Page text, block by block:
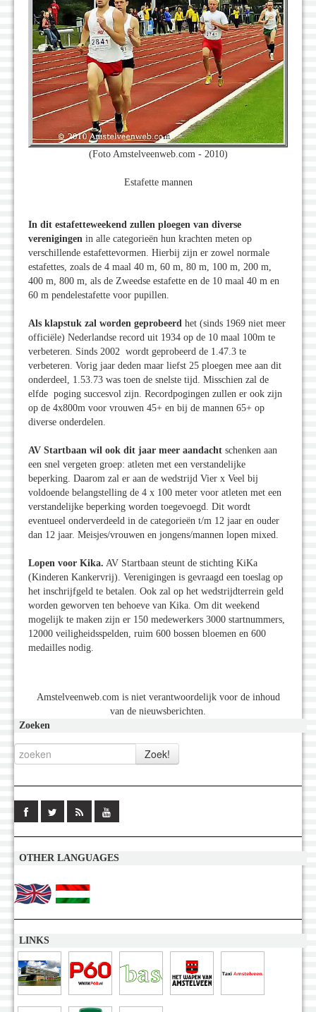
(Foto Amstelveenweb.com - 2010)
Estafette mannen
In dit estafetteweekend zullen ploegen van diverse
verenigingen in alle categorieën hun krachten meten op
verschillende estafettevormen. Hierbij zijn er zowel normale
estafettes, zoals de 4 maal 40 m, 60 m, 80 m, 100 m, 200 m,
400 m, 800 m, als de Zweedse estafette en de 10 maal 40 m en
60 m pendelestafette voor pupillen.
Als klapstuk zal worden geprobeerd het (sinds 1969 niet meer
officiële) Nederlandse record uit 1934 op de 10 maal 100m te
verbeteren. Sinds 2002 wordt geprobeerd de 1.47.3 te
verbeteren. Vorig jaar deden maar liefst 25 ploegen mee aan dit
onderdeel, 1.53.73 was toen de snelste tijd. Misschien zal de
elfde poging succesvol zijn. Recordpogingen zullen er ook zijn
op de 4x800m voor vrouwen 45+ en bij de mannen 65+ op
diverse onderdelen.
AV Startbaan wil ook dit jaar meer aandacht schenken aan
een snel vergeten groep: atleten met een verstandelijke
beperking. Daarom zal er aan de wedstrijd Vier x Veel bij
voldoende belangstelling de 4 x 100 meter voor atleten met een
verstandelijke beperking worden toegevoegd. Dit wordt
eventueel onderverdeeld in de categorieën t/m 12 jaar en ouder
dan 12 jaar. Meisjes/vrouwen en jongens/mannen lopen mixed.
Lopen voor Kika. AV Startbaan steunt de stichting KiKa
(Kinderen Kankervrij). Verenigingen is gevraagd een toeslag op
het inschrijfgeld te betalen. Ook zal op het wedstrijdterrein geld
worden geworven ten behoeve van Kika. Om dit weekend
mogelijk te maken zijn er 150 medewerkers 3000 startnummers,
12000 veiligheidsspelden, ruim 600 bossen bloemen en 600
medailles nodig.
Amstelveenweb.com is niet verantwoordelijk voor de inhoud
van de nieuwsberichten.
Zoeken
OTHER LANGUAGES
LINKS